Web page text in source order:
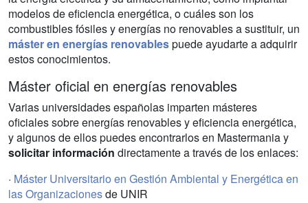
modelos de eficiencia energética, o cuáles son los
combustibles fósiles y energías no renovables a sustituir, un
máster en energías renovablespuede ayudarte a adquirir
estos conocimientos.
Máster oficial en energías renovables
Varias universidades españolas imparten másteres
oficiales sobre energías renovables y eficiencia energética,
y algunos de ellos puedes encontrarlos en Mastermania y
solicitar información directamente a través de los enlaces:
· Máster Universitario en Gestión Ambiental y Energética en
las Organizacionesde UNIR